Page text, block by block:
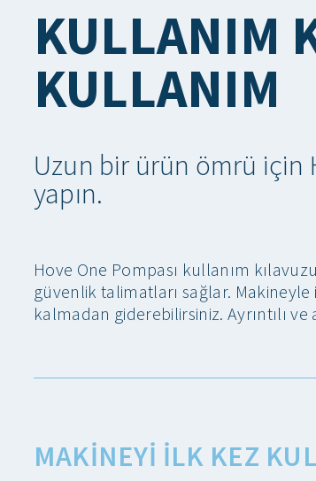
KULLANIM
KULLANIM
Uzun bir ürün ömrü için
yapın.
Hove One Pompası kullanım
güvenlik talimatları sağlar. Makineyle
kalmadan giderebilirsiniz. Ayrıntılı
MAKINEYI ILK KEZ